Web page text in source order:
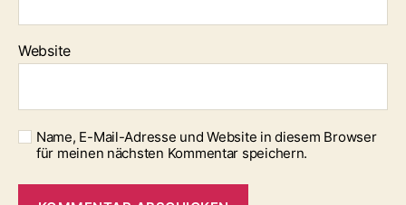
Website
Name, E-Mail-Adresse und Website in diesem Browser
für meinen nächsten Kommentar speichern.